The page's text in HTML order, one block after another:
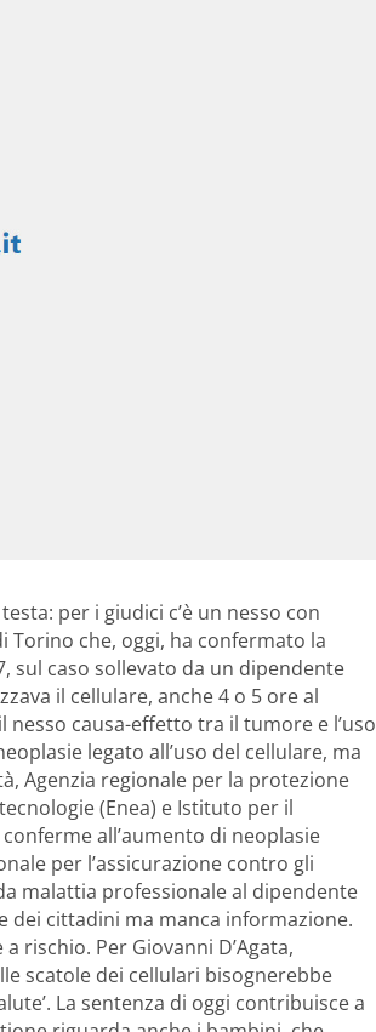
per i giudici c’è un nesso con
Torino che, oggi, ha confermato la
sul caso sollevato da un dipendente
il cellulare, anche 4 o 5 ore al
causa-effetto tra il tumore e l’uso
legato all’uso del cellulare, ma
Agenzia regionale per la protezione
(Enea) e Istituto per il
all’aumento di neoplasie
per l’assicurazione contro gli
malattia professionale al dipendente
dei cittadini ma manca informazione.
rischio. Per Giovanni D’Agata,
scatole dei cellulari bisognerebbe
La sentenza di oggi contribuisce a